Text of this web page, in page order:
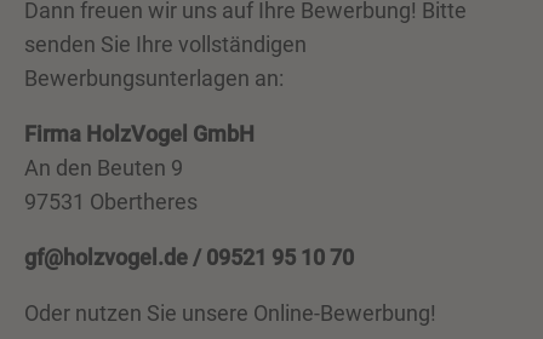
Dann freuen wir uns auf Ihre Bewerbung! Bitte
senden Sie Ihre vollständigen
Bewerbungsunterlagen an:
Firma HolzVogel GmbH
An den Beuten 9
97531 Obertheres
gf@holzvogel.de / 09521 95 10 70
Oder nutzen Sie unsere Online-Bewerbung!